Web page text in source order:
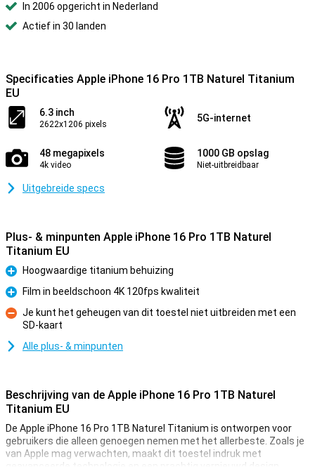
In 2006 opgericht in Nederland
Actief in 30 landen
Specificaties Apple iPhone 16 Pro 1TB Naturel Titanium
EU
6.3 inch
2622x1206 pixels
5G-internet
48 megapixels
4k video
1000 GB opslag
Niet-uitbreidbaar
Uitgebreide specs
Plus- & minpunten Apple iPhone 16 Pro 1TB Naturel
Titanium EU
Pluspunt
Hoogwaardige titanium behuizing
Pluspunt
Film in beeldschoon 4K 120fps kwaliteit
Minpunt
Je kunt het geheugen van dit toestel niet uitbreiden met een
SD-kaart
Alle plus- & minpunten
Beschrijving van de Apple iPhone 16 Pro 1TB Naturel
Titanium EU
De Apple iPhone 16 Pro 1TB Naturel Titanium is ontworpen voor
gebruikers die alleen genoegen nemen met het allerbeste. Zoals je
van Apple mag verwachten, maakt dit toestel indruk met
geavanceerde technologie en een prachtig vernieuwd design.